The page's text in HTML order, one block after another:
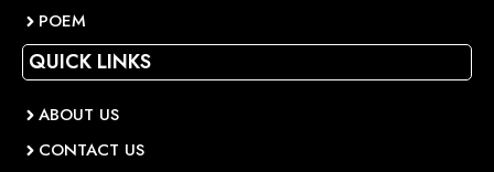
POEM
QUICK LINKS
ABOUT US
CONTACT US